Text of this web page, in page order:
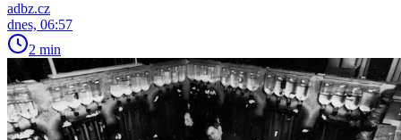
adbz.cz
dnes, 06:57
2 min